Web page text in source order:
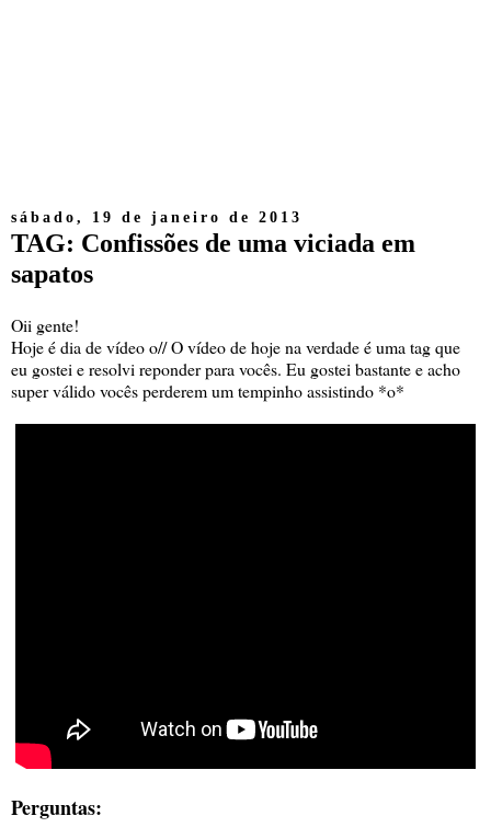
sábado, 19 de janeiro de 2013
TAG: Confissões de uma viciada em
sapatos
Oii gente!
Hoje é dia de vídeo o// O vídeo de hoje na verdade é uma tag que
eu gostei e resolvi reponder para vocês. Eu gostei bastante e acho
super válido vocês perderem um tempinho assistindo *o*
Perguntas: